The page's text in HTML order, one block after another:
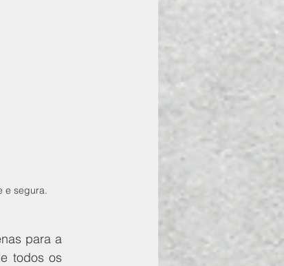
e segura.
todos os